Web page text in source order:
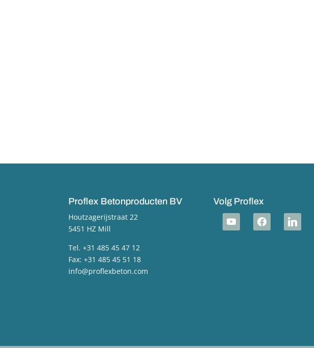
Proflex Betonproducten BV
Houtzagerijstraat 22
5451 HZ Mill
Tel. +31 485 45 47 12
Fax: +31 485 45 51 18
info@proflexbeton.com
Volg Proflex
youtube facebook linkedin